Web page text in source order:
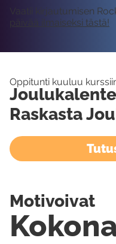
Vaatii kirjautumisen
päivää ilmaiseksi tästä!
Oppitunti kuuluu
Raskasta
Motivoivat